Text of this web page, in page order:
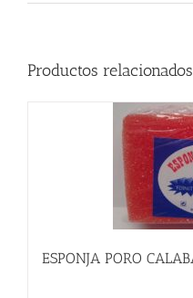
Productos relacionados
ESPONJA PORO